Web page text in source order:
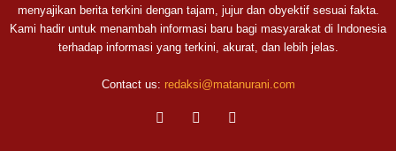
menyajikan berita terkini dengan tajam, jujur dan obyektif sesuai fakta.
Kami hadir untuk menambah informasi baru bagi masyarakat di Indonesia
terhadap informasi yang terkini, akurat, dan lebih jelas.
Contact us: redaksi@matanurani.com